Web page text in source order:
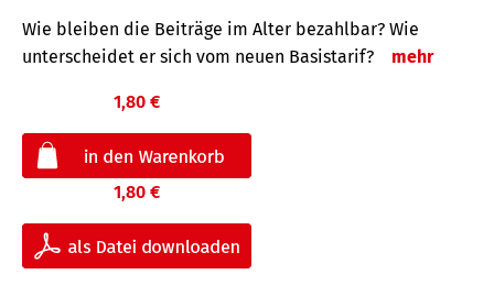
Wie bleiben die Beiträge im Alter bezahlbar? Wie
unterscheidet er sich vom neuen Basistarif?
mehr
1,80 €
1,80 €